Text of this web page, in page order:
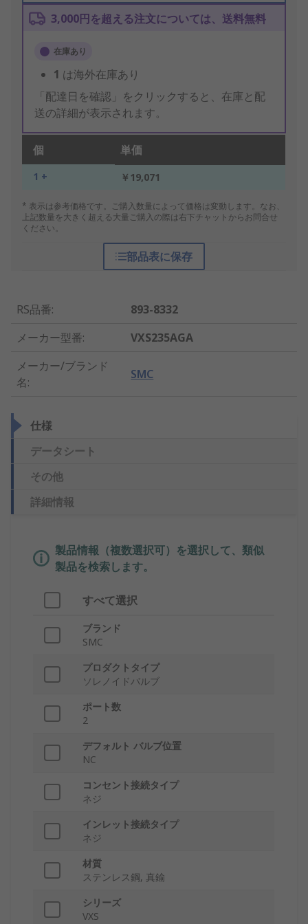
3,000円を超える注文については、送料無料
在庫あり
1 は海外在庫あり
「配達日を確認」をクリックすると、在庫と配
送の詳細が表示されます。
個 単価
1 + ￥19,071
* 表示は参考価格です。ご購入数量によって価格は変動します。なお、
上記数量を大きく超える大量ご購入の際は右下チャットからお問合せ
ください。
部品表に保存
RS品番:
893-8332
メーカー型番:
VXS235AGA
メーカー/ブランド
名:
SMC
仕様
データシート
その他
詳細情報
製品情報（複数選択可）を選択して、類似
製品を検索します。
すべて選択
ブランド
SMC
プロダクトタイプ
ソレノイドバルブ
ポート数
2
デフォルト バルブ位置
NC
コンセント接続タイプ
ネジ
インレット接続タイプ
ネジ
材質
ステンレス鋼, 真鍮
シリーズ
VXS